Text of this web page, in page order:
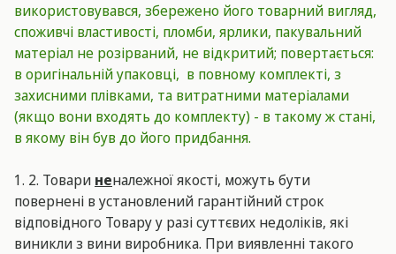
використовувався, збережено його товарний вигляд,
споживчі властивості, пломби, ярлики, пакувальний
матеріал не розірваний, не відкритий; повертається:
в оригінальній упаковці, в повному комплекті, з
захисними плівками, та витратними матеріалами
(якщо вони входять до комплекту) - в такому ж стані,
в якому він був до його придбання.
1. 2. Товари неналежної якості, можуть бути
повернені в установлений гарантійний строк
відповідного Товару у разі суттєвих недоліків, які
виникли з вини виробника. При виявленні такого